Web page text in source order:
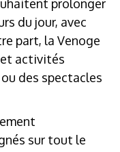
prolonger
du jour, avec
part, la Venoge
et activités
des spectacles
sur tout le